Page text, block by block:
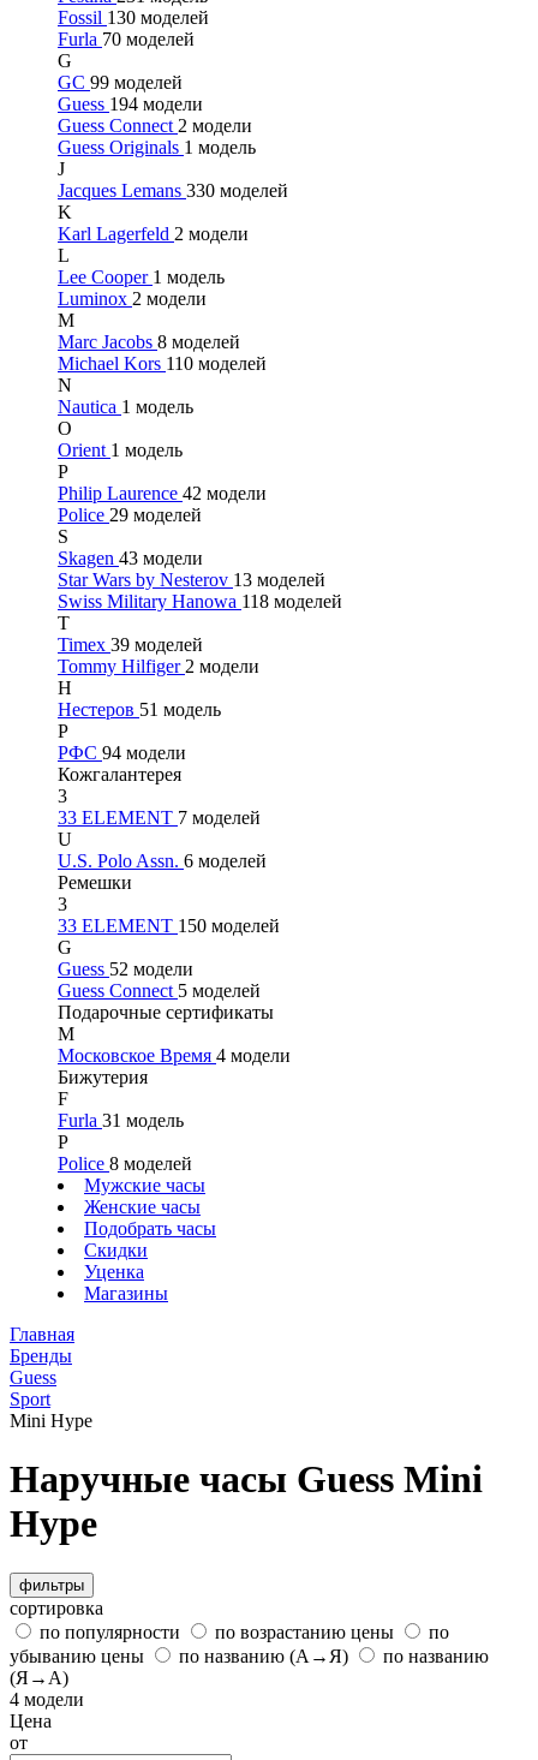
Fossil 130 моделей
Furla 70 моделей
G
GC 99 моделей
Guess 194 модели
Guess Connect 2 модели
Guess Originals 1 модель
J
Jacques Lemans 330 моделей
K
Karl Lagerfeld 2 модели
L
Lee Cooper 1 модель
Luminox 2 модели
M
Marc Jacobs 8 моделей
Michael Kors 110 моделей
N
Nautica 1 модель
O
Orient 1 модель
P
Philip Laurence 42 модели
Police 29 моделей
S
Skagen 43 модели
Star Wars by Nesterov 13 моделей
Swiss Military Hanowa 118 моделей
T
Timex 39 моделей
Tommy Hilfiger 2 модели
Н
Нестеров 51 модель
Р
РФС 94 модели
Кожгалантерея
3
33 ELEMENT 7 моделей
U
U.S. Polo Assn. 6 моделей
Ремешки
3
33 ELEMENT 150 моделей
G
Guess 52 модели
Guess Connect 5 моделей
Подарочные сертификаты
М
Московское Время 4 модели
Бижутерия
F
Furla 31 модель
P
Police 8 моделей
Мужские часы
Женские часы
Подобрать часы
Скидки
Уценка
Магазины
Главная
Бренды
Guess
Sport
Mini Hype
Наручные часы Guess Mini
Hype
фильтры
сортировка
по популярности
по возрастанию цены
по
убыванию цены
по названию (А→Я)
по названию
(Я→А)
4 модели
Цена
от